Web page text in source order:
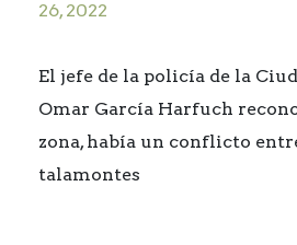
26, 2022
El jefe de la policía de la
Omar García Harfuch
zona, había un conflicto
talamontes